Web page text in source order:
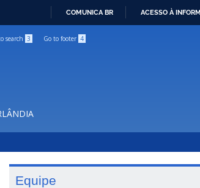
COMUNICA BR ACESSO À
search 3 Go to footer 4
Equipe